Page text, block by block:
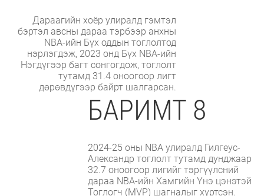
Дараагийн хоёр улиралд гэмтэл
бэртэл авсны дараа тэрбээр анхны
NBA-ийн Бүх оддын тоглолтод
нэрлэгдэж, 2023 онд Бүх NBA-ийн
Нэгдүгээр багт сонгогдож, тоглолт
тутамд 31.4 оноогоор лигт
дөрөвдүгээр байрт шалгарсан.
БАРИМТ 8
2024-25 оны NBA улиралд Гилгеус-
Александр тоглолт тутамд дунджаар
32.7 оноогоор лигийг тэргүүлсний
дараа NBA-ийн Хамгийн Үнэ цэнэтэй
Тоглогч (MVP) шагналыг хүртсэн.